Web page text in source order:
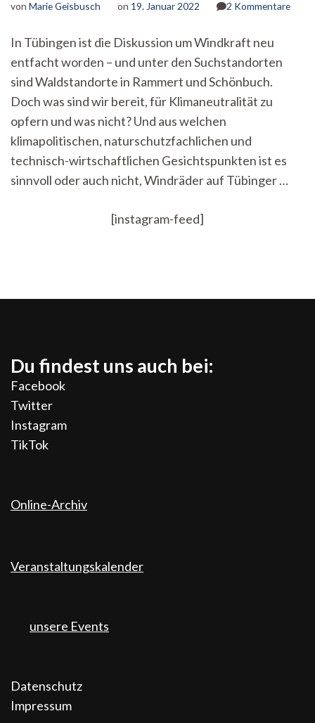
von Marie Geisbusch on 19. Januar 2022 2 Kommentarezu
In Tübingen ist die Diskussion um Windkraft neu
entfacht worden – und unter den Suchstandorten
sind Waldstandorte in Rammert und Schönbuch.
Doch was sind wir bereit, für Klimaneutralität zu
opfern und was nicht? Und aus welchen
klimapolitischen, naturschutzfachlichen und
technisch-wirtschaftlichen Gesichtspunkten ist es
sinnvoll oder auch nicht, Windräder auf Tübinger …
[instagram-feed]
Du findest uns auch bei:
Facebook
Twitter
Instagram
TikTok
Online-Archiv
Veranstaltungskalender
unsere Events
Datenschutz
Impressum